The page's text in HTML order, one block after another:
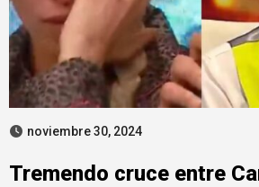
noviembre 30, 2024
Tremendo cruce entre